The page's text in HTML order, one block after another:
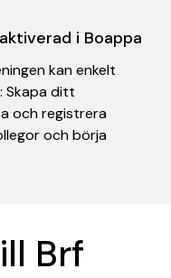
i Boappa
kan enkelt
Skapa ditt
och registrera
och börja
Brf